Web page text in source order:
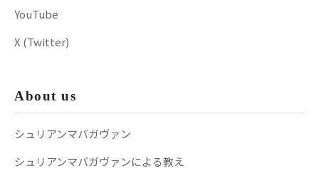
YouTube
X (Twitter)
About us
シュリアンマバガヴァン
シュリアンマバガヴァンによる教え